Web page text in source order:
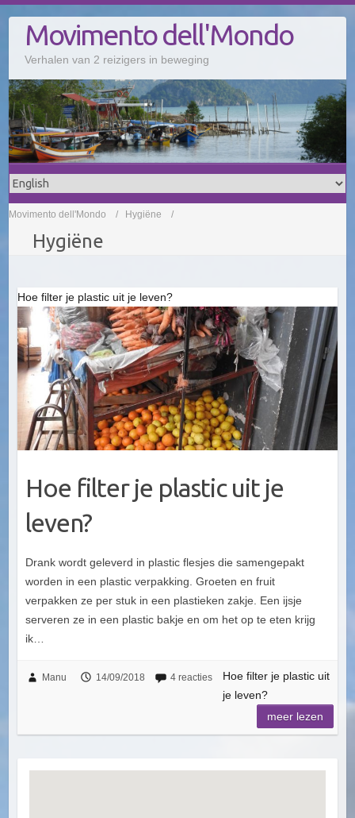
Movimento dell'Mondo
Verhalen van 2 reizigers in beweging
Movimento dell'Mondo Hygiëne
Hygiëne
Hoe filter je plastic uit je leven?
Hoe filter je plastic uit je
leven?
Drank wordt geleverd in plastic flesjes die samengepakt
worden in een plastic verpakking. Groeten en fruit
verpakken ze per stuk in een plastieken zakje. Een ijsje
serveren ze in een plastic bakje en om het op te eten krijg
ik…
Manu 14/09/2018 4 reacties
Hoe filter je plastic uit
je leven?
meer lezen